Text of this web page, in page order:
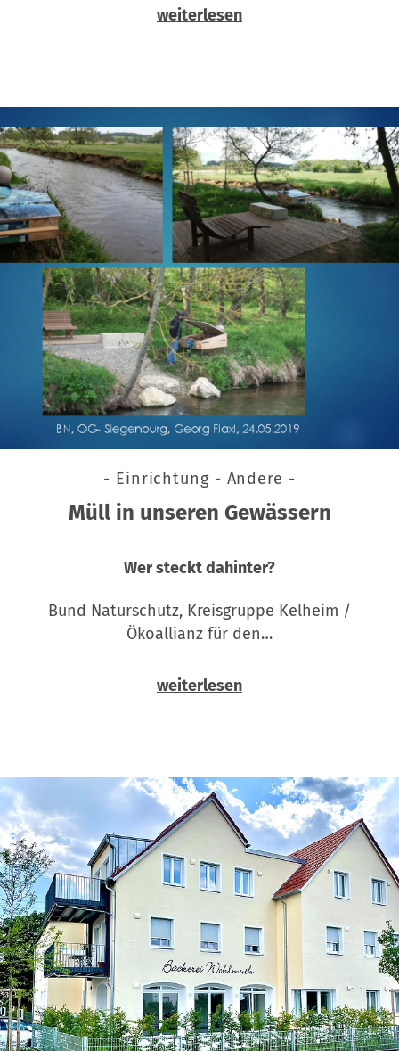
weiterlesen
- Einrichtung - Andere -
Müll in unseren Gewässern
Wer steckt dahinter?
Bund Naturschutz, Kreisgruppe Kelheim /
Ökoallianz für den…
weiterlesen